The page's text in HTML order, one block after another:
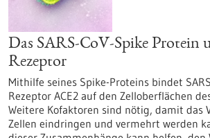
Das SARS-CoV-Spike Protein
Rezeptor
Mithilfe seines Spike-Proteins bindet
Rezeptor ACE2 auf den Zelloberflächen
Weitere Kofaktoren sind nötig, damit das
Zellen eindringen und vermehrt werden